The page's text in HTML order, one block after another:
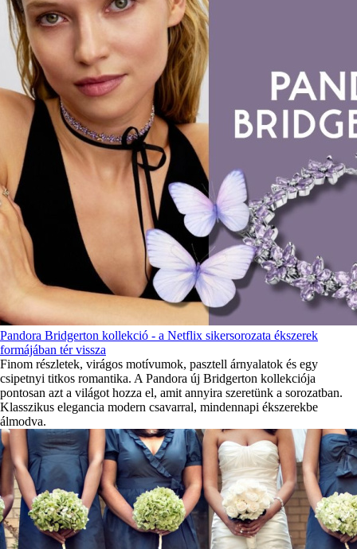
Pandora Bridgerton kollekció - a Netflix sikersorozata ékszerek
formájában tér vissza
Finom részletek, virágos motívumok, pasztell árnyalatok és egy
csipetnyi titkos romantika. A Pandora új Bridgerton kollekciója
pontosan azt a világot hozza el, amit annyira szeretünk a sorozatban.
Klasszikus elegancia modern csavarral, mindennapi ékszerekbe
álmodva.